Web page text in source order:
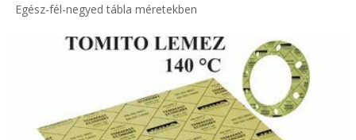
Egész-fél-negyed tábla méretekben